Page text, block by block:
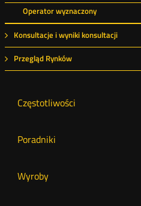
Operator wyznaczony
Konsultacje i wyniki konsultacji
Przegląd Rynków
Częstotliwości
Poradniki
Wyroby